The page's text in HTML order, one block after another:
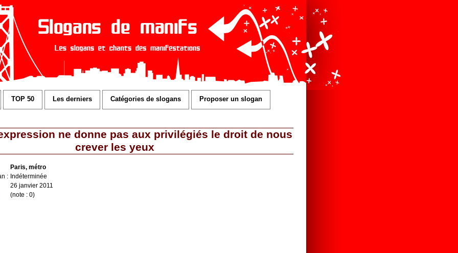
TOP 50 Les derniers Catégories de slogans Proposer un slogan
ne donne pas aux privilégiés le droit de nous
crever les yeux
Paris, métro
: Indéterminée
26 janvier 2011
(note : 0)